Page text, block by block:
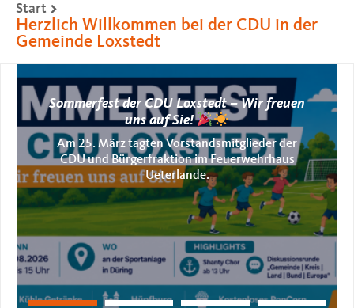
Start
Herzlich Willkommen bei der CDU in der
Gemeinde Loxstedt
Sommerfest der CDU Loxstedt – Wir freuen
uns auf Sie!
Am 25. März tagten Vorstandsmitglieder der
CDU und Bürgerfraktion im Feuerwehrhaus
Ueterlande.